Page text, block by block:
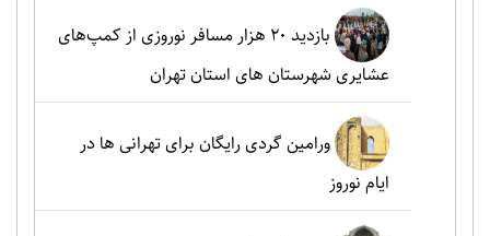
بازدید ۲۰ هزار مسافر نوروزی از کمپ‌های
عشایری شهرستان های استان تهران
ورامین گردی رایگان برای تهرانی ها در
ایام نوروز